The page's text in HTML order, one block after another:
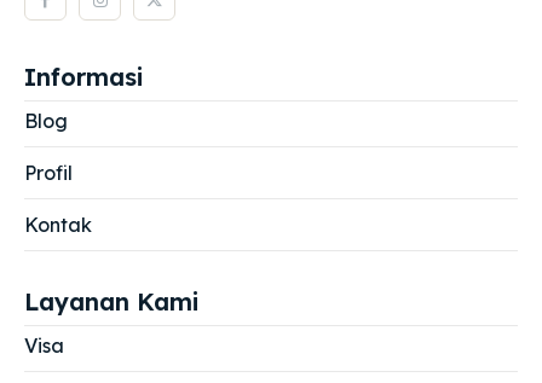
Informasi
Blog
Profil
Kontak
Layanan Kami
Visa